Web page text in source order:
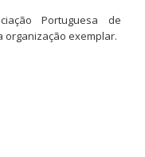
Portuguesa de
organização exemplar.